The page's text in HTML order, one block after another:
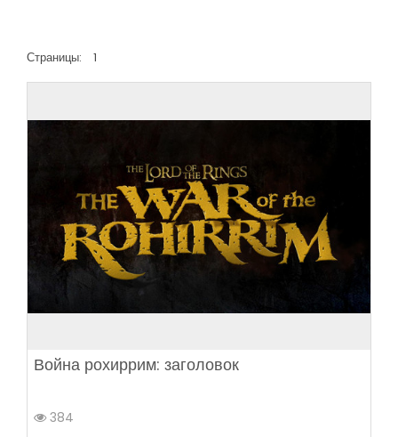
Страницы: 1
Война рохиррим: заголовок
384